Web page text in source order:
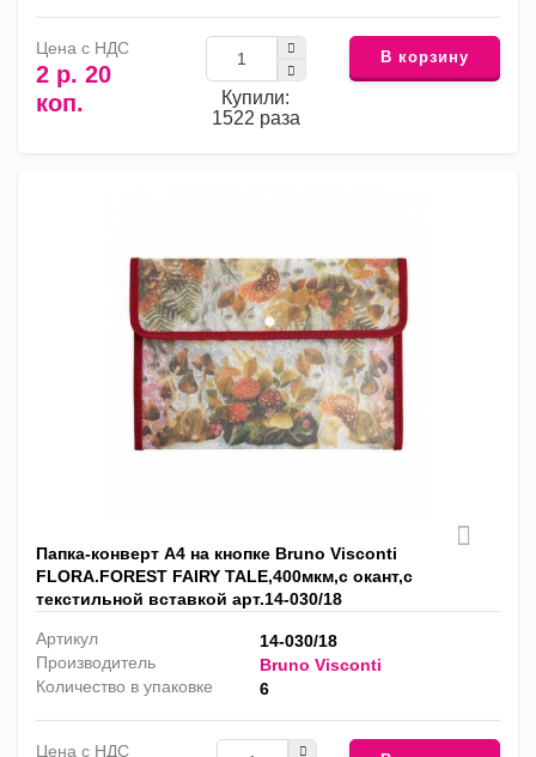
Цена с НДС
2 р. 20
коп.
Купили:
1522 раза
В корзину
Папка-конверт А4 на кнопке Bruno Visconti
FLORA.FOREST FAIRY TALE,400мкм,с окант,c
текстильной вставкой арт.14-030/18
Артикул
14-030/18
Производитель
Bruno Visconti
Количество в упаковке
6
Цена с НДС